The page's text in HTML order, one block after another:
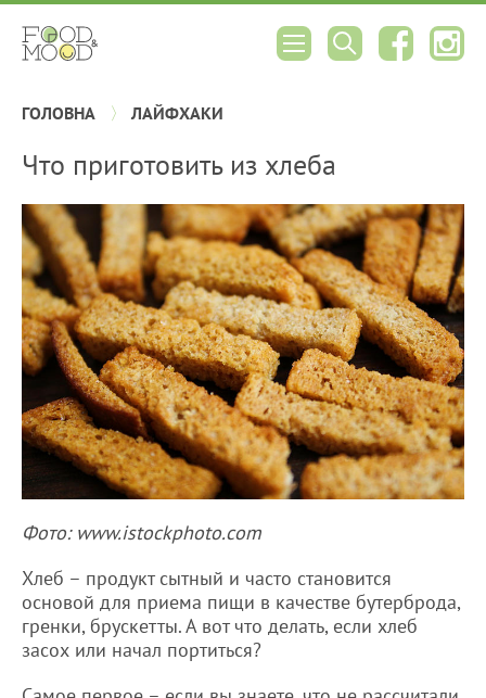
ГОЛОВНА ЛАЙФХАКИ
Что приготовить из хлеба
Фото: www.istockphoto.com
Хлеб – продукт сытный и часто становится
основой для приема пищи в качестве бутерброда,
гренки, брускетты. А вот что делать, если хлеб
засох или начал портиться?